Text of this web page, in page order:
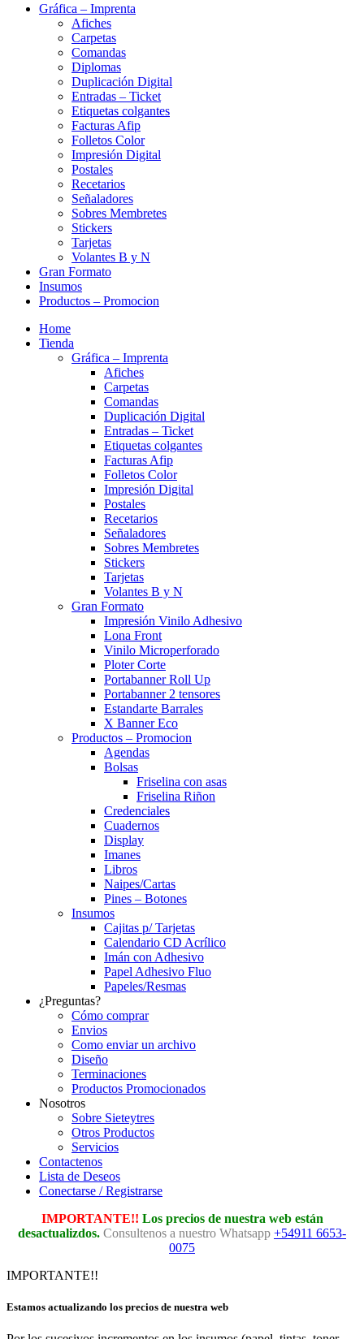
Gráfica – Imprenta
Afiches
Carpetas
Comandas
Diplomas
Duplicación Digital
Entradas – Ticket
Etiquetas colgantes
Facturas Afip
Folletos Color
Impresión Digital
Postales
Recetarios
Señaladores
Sobres Membretes
Stickers
Tarjetas
Volantes B y N
Gran Formato
Insumos
Productos – Promocion
Home
Tienda
Gráfica – Imprenta
Afiches
Carpetas
Comandas
Duplicación Digital
Entradas – Ticket
Etiquetas colgantes
Facturas Afip
Folletos Color
Impresión Digital
Postales
Recetarios
Señaladores
Sobres Membretes
Stickers
Tarjetas
Volantes B y N
Gran Formato
Impresión Vinilo Adhesivo
Lona Front
Vinilo Microperforado
Ploter Corte
Portabanner Roll Up
Portabanner 2 tensores
Estandarte Barrales
X Banner Eco
Productos – Promocion
Agendas
Bolsas
Friselina con asas
Friselina Riñon
Credenciales
Cuadernos
Display
Imanes
Libros
Naipes/Cartas
Pines – Botones
Insumos
Cajitas p/ Tarjetas
Calendario CD Acrílico
Imán con Adhesivo
Papel Adhesivo Fluo
Papeles/Resmas
¿Preguntas?
Cómo comprar
Envios
Como enviar un archivo
Diseño
Terminaciones
Productos Promocionados
Nosotros
Sobre Sieteytres
Otros Productos
Servicios
Contactenos
Lista de Deseos
Conectarse / Registrarse
IMPORTANTE!! Los precios de nuestra web están
desactualizdos. Consultenos a nuestro Whatsapp +54911 6653-
0075
IMPORTANTE!!
Estamos actualizando los precios de nuestra web